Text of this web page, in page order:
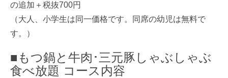
の追加＋税抜700円
（大人、小学生は同一価格です。同席の幼児は無料で
す。）
■もつ鍋と牛肉･三元豚しゃぶしゃぶ
食べ放題 コース内容